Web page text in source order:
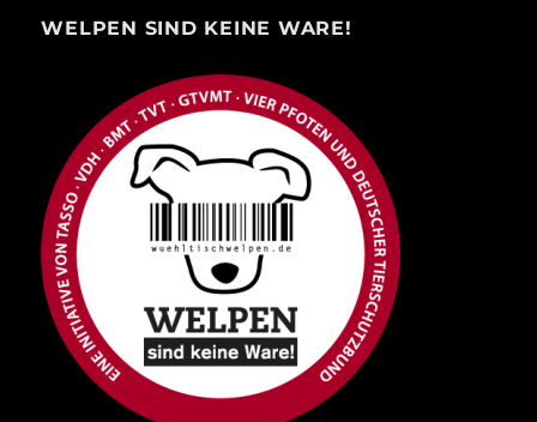
WELPEN SIND KEINE WARE!